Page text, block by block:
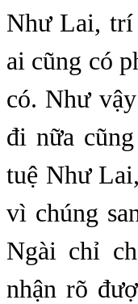
Như Lai,
ai cũng có
có. Như
đi nữa
tuệ Như
vì chúng
Ngài chỉ
nhận rõ